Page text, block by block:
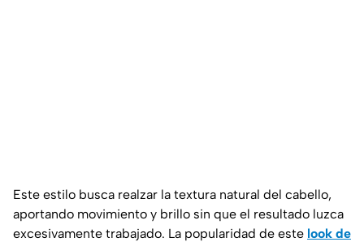
Este estilo busca realzar la textura natural del cabello,
aportando movimiento y brillo sin que el resultado luzca
excesivamente trabajado. La popularidad de este look de